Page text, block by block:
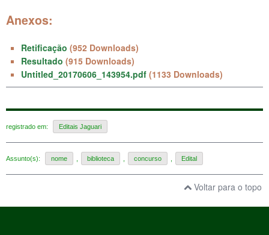
Anexos:
Retificação (952 Downloads)
Resultado (915 Downloads)
Untitled_20170606_143954.pdf (1133 Downloads)
registrado em: Editais Jaguari
Assunto(s): nome biblioteca concurso Edital
Voltar para o topo